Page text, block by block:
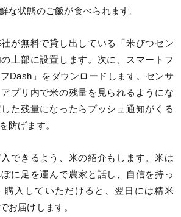
な状態のご飯が食べられます。
が無料で貸し出している「米びつセン
上部に設置します。次に、スマートフ
Dash」をダウンロードします。センサ
プリ内で米の残量を見られるようにな
た残量になったらプッシュ通知がくる
防げます。
できるよう、米の紹介もします。米は
に足を運んで農家と話し、自信を持っ
購入していただけると、翌日には精米
お届けします。